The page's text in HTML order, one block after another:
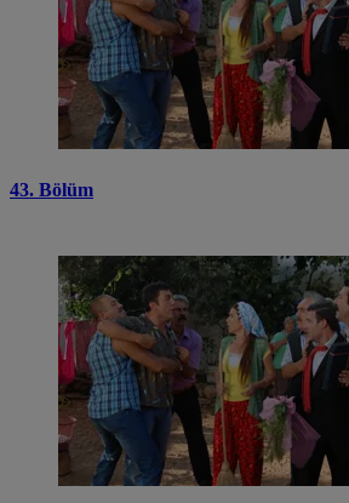
43. Bölüm